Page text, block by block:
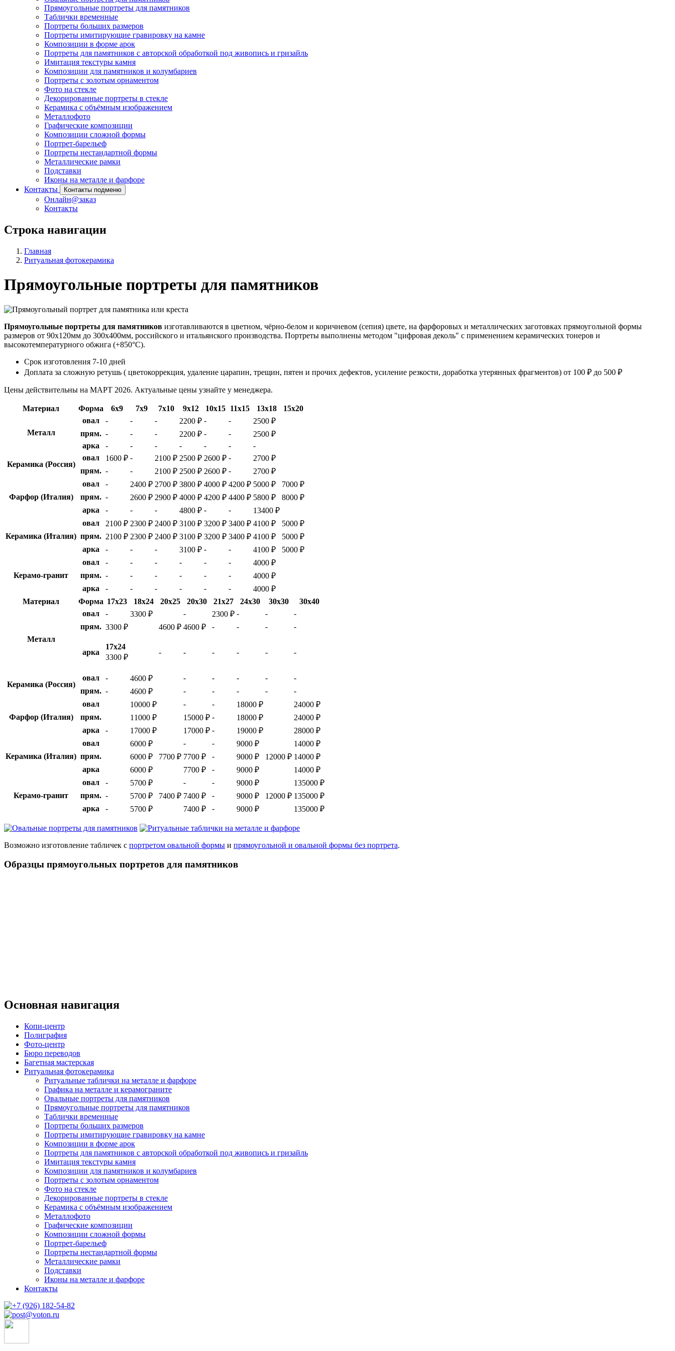
Прямоугольные портреты для памятников
Таблички временные
Портреты больших размеров
Портреты имитирующие гравировку на камне
Композиции в форме арок
Портреты для памятников с авторской обработкой под живопись и гризайль
Имитация текстуры камня
Композиции для памятников и колумбариев
Портреты с золотым орнаментом
Фото на стекле
Декорированные портреты в стекле
Керамика с объёмным изображением
Металлофото
Графические композиции
Композиции сложной формы
Портрет-барельеф
Портреты нестандартной формы
Металлические рамки
Подставки
Иконы на металле и фарфоре
Контакты
Контакты подменю
Онлайн@заказ
Контакты
Строка навигации
Главная
Ритуальная фотокерамика
Прямоугольные портреты для памятников
Прямоугольные портреты для памятников изготавливаются в цветном, чёрно-белом и коричневом (сепия) цвете, на фарфоровых и металлических заготовках прямоугольной формы
размеров от 90х120мм до 300х400мм, российского и итальянского производства. Портреты выполнены методом "цифровая деколь" с применением керамических тонеров и
высокотемпературного обжига (+850°С).
Срок изготовления 7-10 дней
Доплата за сложную ретушь ( цветокоррекция, удаление царапин, трещин, пятен и прочих дефектов, усиление резкости, доработка утерянных фрагментов) от 100 ₽ до 500 ₽
Цены действительны на МАРТ 2026. Актуальные цены узнайте у менеджера.
Материал Форма 6х9 7х9 7х10 9х12 10х15 11х15 13х18 15х20
Металл
овал - - - 2200 ₽ - -
2500 ₽
прям. - - - 2200 ₽ - -
2500 ₽
арка
- - - - - - -
Керамика (Россия)
овал 1600 ₽ - 2100 ₽ 2500 ₽ 2600 ₽ -
2700 ₽
прям. - - 2100 ₽ 2500 ₽ 2600 ₽ - 2700 ₽
Фарфор (Италия)
овал - 2400 ₽ 2700 ₽ 3800 ₽ 4000 ₽ 4200 ₽ 5000 ₽
7000 ₽
прям. - 2600 ₽ 2900 ₽ 4000 ₽ 4200 ₽ 4400 ₽ 5800 ₽
8000 ₽
арка
- - - 4800 ₽ - - 13400 ₽
Керамика (Италия)
овал 2100 ₽ 2300 ₽ 2400 ₽ 3100 ₽ 3200 ₽ 3400 ₽ 4100 ₽
5000 ₽
прям. 2100 ₽ 2300 ₽ 2400 ₽ 3100 ₽ 3200 ₽ 3400 ₽ 4100 ₽
5000 ₽
арка
- - - 3100 ₽ - - 4100 ₽ 5000 ₽
Керамо-гранит
овал - - - - - -
4000 ₽
прям. - - - - - -
4000 ₽
арка
- - - - - -
4000 ₽
Материал
Форма 17х23 18х24 20х25 20х30 21х27 24х30 30х30 30х40
Металл
овал - 3300 ₽ - 2300 ₽ - -
-
прям. 3300 ₽ 4600 ₽ 4600 ₽ - - - -
арка
17х24
3300 ₽
- - - - - -
Керамика (Россия)
овал - 4600 ₽ - - - -
-
прям. - 4600 ₽ - - - - -
Фарфор (Италия)
овал 10000 ₽ - - 18000 ₽
24000 ₽
прям.
11000 ₽ 15000 ₽ - 18000 ₽
24000 ₽
арка
- 17000 ₽ 17000 ₽ - 19000 ₽ 28000 ₽
Керамика (Италия)
овал 6000 ₽ - - 9000 ₽
14000 ₽
прям.
6000 ₽ 7700 ₽ 7700 ₽ - 9000 ₽ 12000 ₽ 14000 ₽
арка
6000 ₽ 7700 ₽ - 9000 ₽ 14000 ₽
Керамо-гранит
овал - 5700 ₽ - - 9000 ₽
135000 ₽
прям. - 5700 ₽ 7400 ₽ 7400 ₽ - 9000 ₽ 12000 ₽ 135000 ₽
арка
- 5700 ₽ 7400 ₽ - 9000 ₽ 135000 ₽
Возможно изготовление табличек с портретом овальной формы и прямоугольной и овальной формы без портрета.
Образцы прямоугольных портретов для памятников
Основная навигация
Копи-центр
Полиграфия
Фото-центр
Бюро переводов
Багетная мастерская
Ритуальная фотокерамика
Ритуальные таблички на металле и фарфоре
Графика на металле и керамограните
Овальные портреты для памятников
Прямоугольные портреты для памятников
Таблички временные
Портреты больших размеров
Портреты имитирующие гравировку на камне
Композиции в форме арок
Портреты для памятников с авторской обработкой под живопись и гризайль
Имитация текстуры камня
Композиции для памятников и колумбариев
Портреты с золотым орнаментом
Фото на стекле
Декорированные портреты в стекле
Керамика с объёмным изображением
Металлофото
Графические композиции
Композиции сложной формы
Портрет-барельеф
Портреты нестандартной формы
Металлические рамки
Подставки
Иконы на металле и фарфоре
Контакты